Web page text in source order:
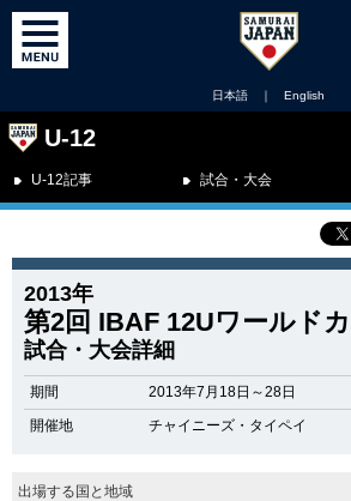
日本語 ｜ English
U-12
U-12記事 試合・大会
2013年
第2回 IBAF 12Uワールド
試合・大会詳細
期間
2013年7月18日～28日
開催地
チャイニーズ・タイペイ
出場する国と地域